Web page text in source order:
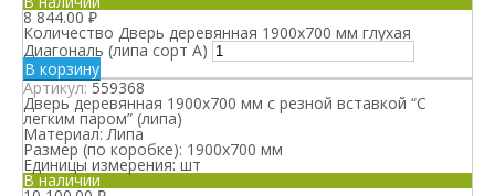
8 844.00₽
Количество Дверь деревянная 1900х700 мм глухая
Диагональ (липа сорт А)
В корзину
Артикул:559368
Дверь деревянная 1900х700 мм с резной вставкой “С
легким паром” (липа)
Материал: Липа
Размер (по коробке): 1900х700 мм
Единицы измерения:шт
В наличии